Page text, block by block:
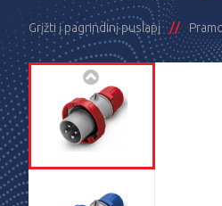
Grįžti į pagrindinį puslapį